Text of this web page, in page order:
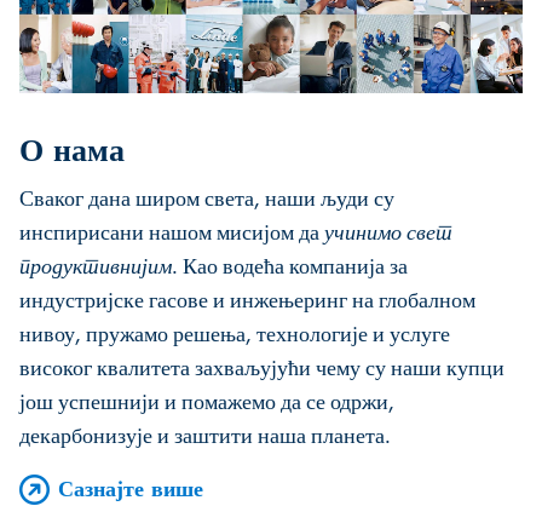
О нама
Сваког дана широм света, наши људи су
инспирисани нашом мисијом да учинимо свет
продуктивнијим. Као водећа компанија за
индустријске гасове и инжењеринг на глобалном
нивоу, пружамо решења, технологије и услуге
високог квалитета захваљујући чему су наши купци
још успешнији и помажемо да се одржи,
декарбонизује и заштити наша планета.
Сазнајте више